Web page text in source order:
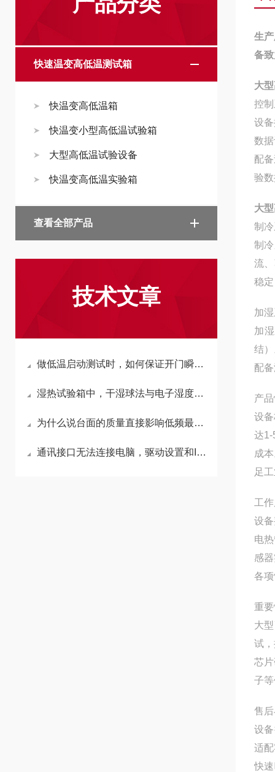
快速温变高低温测试箱
快温变高低温箱
快温变小型高低温试验箱
大型高低温试验设备
快温变高低温实验箱
查看全部产品
技术文章
做低温启动测试时，如何保证开门瞬间温度回升慢？
湿热试验箱中，干湿球法与电子湿度传感器哪个更准？
为什么说台面的质量直接影响低频最大加速度？
通讯接口无法连接电脑，驱动设置和IP地址的常见问题。
生
备
大
控
设
数
配
验
大
制
制
流
稳
加
加
结
配
产
设
达1-
成
足
工
设
电
感
各
重
大
试
芯
子
售
设
适
快